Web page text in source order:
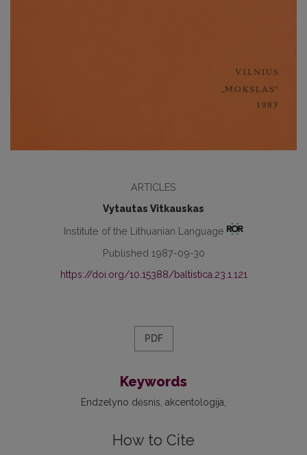
ARTICLES
Vytautas Vitkauskas
Institute of the Lithuanian Language
Published 1987-09-30
https://doi.org/10.15388/baltistica.23.1.121
PDF
Keywords
Endzelyno dėsnis akcentologija
How to Cite